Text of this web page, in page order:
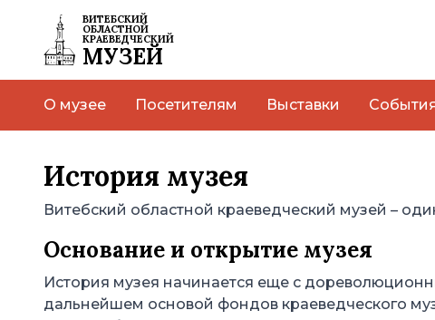
ВИТЕБСКИЙ
ОБЛАСТНОЙ
КРАЕВЕДЧЕСКИЙ
МУЗЕЙ
О музее Посетителям Выставки
История музея
Витебский областной краеведческий музей –
Основание и открытие музея
История музея начинается еще с
дальнейшем основой фондов краеведческого